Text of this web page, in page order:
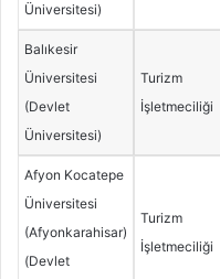
Üniversitesi)
Balıkesir
Üniversitesi
(Devlet
Üniversitesi)
Turizm
İşletmeciliği
Afyon Kocatepe
Üniversitesi
(Afyonkarahisar)
(Devlet
Turizm
İşletmeciliği